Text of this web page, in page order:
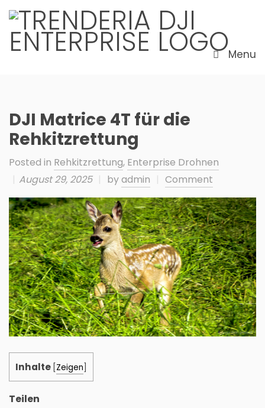
Menu
DJI Matrice 4T für die
Rehkitzrettung
Posted in Rehkitzrettung, Enterprise Drohnen
| August 29, 2025 | byadmin | Comment
Inhalte [Zeigen
Teilen